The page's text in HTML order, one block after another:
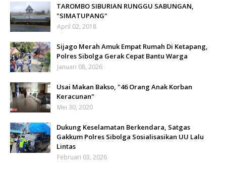
TAROMBO SIBURIAN RUNGGU SABUNGAN,
"SIMATUPANG"
April 02, 2018
Sijago Merah Amuk Empat Rumah Di Ketapang,
Polres Sibolga Gerak Cepat Bantu Warga
Januari 08, 2026
Usai Makan Bakso, "46 Orang Anak Korban
Keracunan"
Mei 30, 2020
Dukung Keselamatan Berkendara, Satgas
Gakkum Polres Sibolga Sosialisasikan UU Lalu
Lintas
Februari 03, 2026